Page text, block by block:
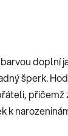
doplní
šperk.
přičemž
k